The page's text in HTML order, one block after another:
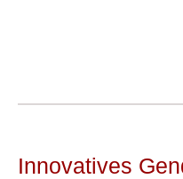
Innovatives